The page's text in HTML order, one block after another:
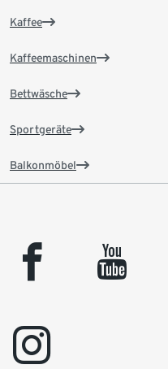
Kaffee
Kaffeemaschinen
Bettwäsche
Sportgeräte
Balkonmöbel
facebook youtube
instagram